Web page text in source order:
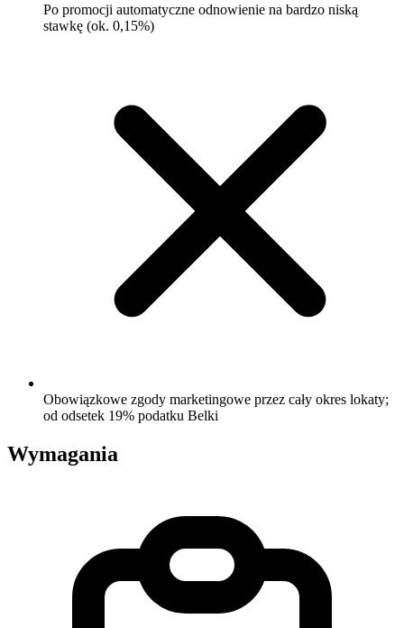
Po promocji automatyczne odnowienie na bardzo niską
stawkę (ok. 0,15%)
Obowiązkowe zgody marketingowe przez cały okres lokaty;
od odsetek 19% podatku Belki
Wymagania